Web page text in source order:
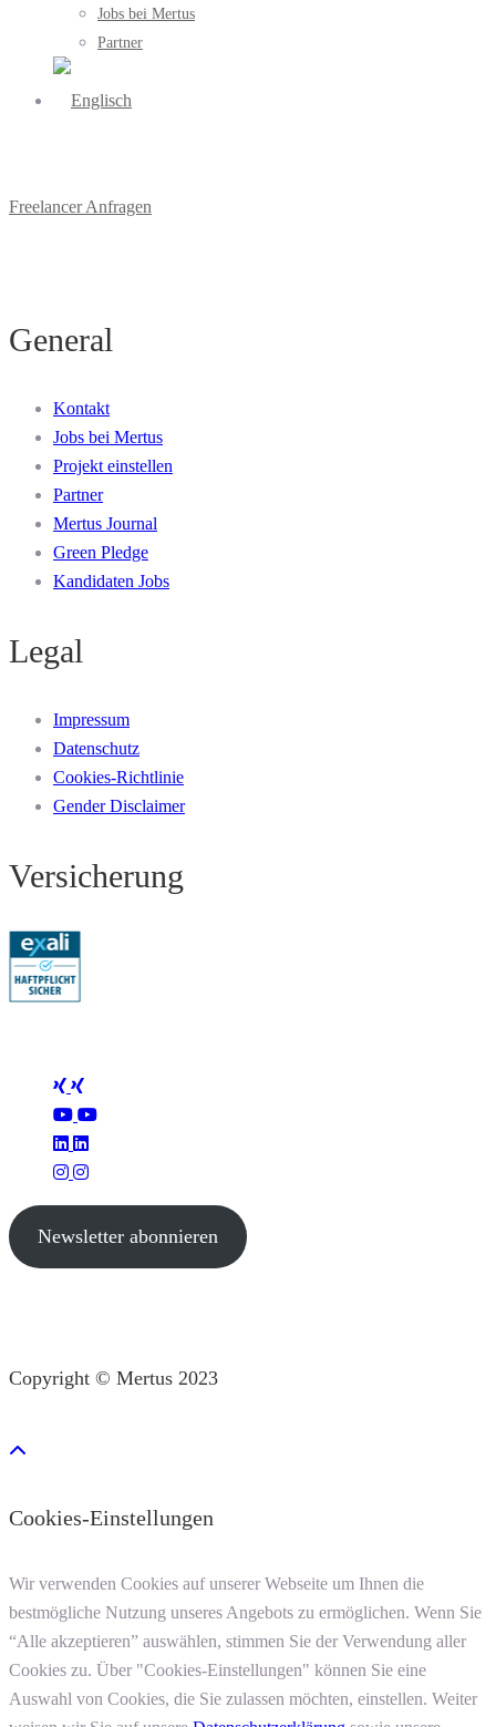
Jobs bei Mertus
Partner
Freelancer Anfragen
General
Kontakt
Jobs bei Mertus
Projekt einstellen
Partner
Mertus Journal
Green Pledge
Kandidaten Jobs
Legal
Impressum
Datenschutz
Cookies-Richtlinie
Gender Disclaimer
Versicherung
Newsletter abonnieren
Copyright © Mertus 2023
Cookies-Einstellungen
Wir verwenden Cookies auf unserer Webseite um Ihnen die
bestmögliche Nutzung unseres Angebots zu ermöglichen. Wenn Sie
“Alle akzeptieren” auswählen, stimmen Sie der Verwendung aller
Cookies zu. Über "Cookies-Einstellungen" können Sie eine
Auswahl von Cookies, die Sie zulassen möchten, einstellen. Weiter